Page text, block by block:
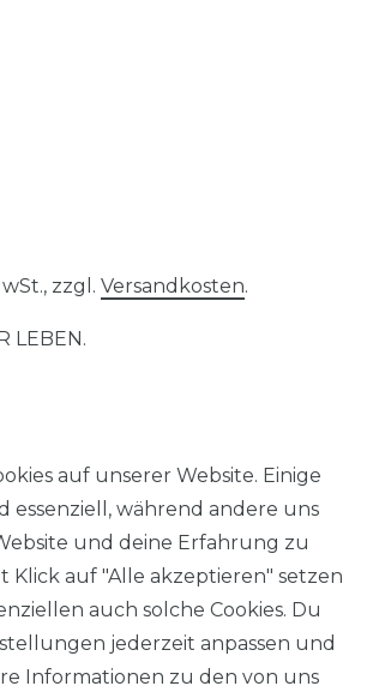
auf unserer Website. Einige
essenziell, während andere uns
und deine Erfahrung zu
Klick auf "Alle akzeptieren" setzen
auch solche Cookies. Du
jederzeit anpassen und
Informationen zu den von uns
zzgl. Versandkosten.
LEBEN.
Daten­schutz­erklärung AGB
Widerrufs­recht